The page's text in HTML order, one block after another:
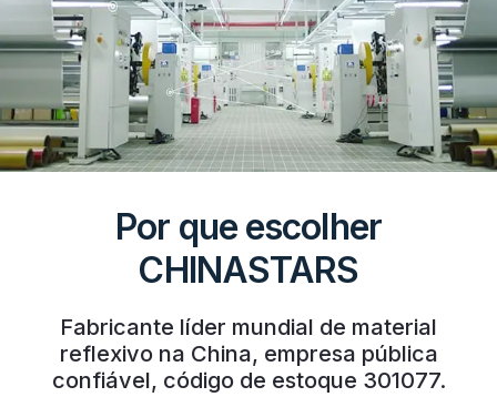
Por que escolher
CHINASTARS
Fabricante líder mundial de material
reflexivo na China, empresa pública
confiável, código de estoque 301077.